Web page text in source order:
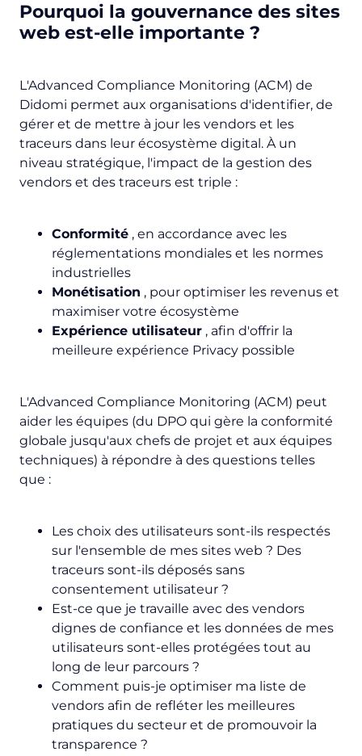
Pourquoi la gouvernance des sites
web est-elle importante ?
L'Advanced Compliance Monitoring (ACM) de
Didomi permet aux organisations d'identifier, de
gérer et de mettre à jour les vendors et les
traceurs dans leur écosystème digital. À un
niveau stratégique, l'impact de la gestion des
vendors et des traceurs est triple :
Conformité , en accordance avec les
réglementations mondiales et les normes
industrielles
Monétisation , pour optimiser les revenus et
maximiser votre écosystème
Expérience utilisateur , afin d'offrir la
meilleure expérience Privacy possible
L'Advanced Compliance Monitoring (ACM) peut
aider les équipes (du DPO qui gère la conformité
globale jusqu'aux chefs de projet et aux équipes
techniques) à répondre à des questions telles
que :
Les choix des utilisateurs sont-ils respectés
sur l'ensemble de mes sites web ? Des
traceurs sont-ils déposés sans
consentement utilisateur ?
Est-ce que je travaille avec des vendors
dignes de confiance et les données de mes
utilisateurs sont-elles protégées tout au
long de leur parcours ?
Comment puis-je optimiser ma liste de
vendors afin de refléter les meilleures
pratiques du secteur et de promouvoir la
transparence ?